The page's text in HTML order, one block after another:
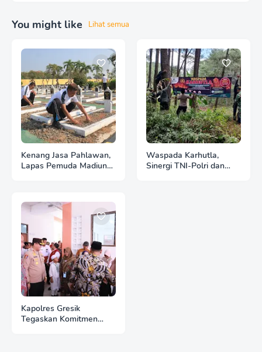
You might like Lihat semua
Kenang Jasa Pahlawan,
Lapas Pemuda Madiun
Waspada Karhutla,
Sinergi TNI-Polri dan
Kapolres Gresik
Tegaskan Komitmen